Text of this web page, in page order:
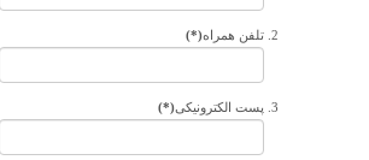
تلفن همراه(*)
پست الکترونیکی(*)